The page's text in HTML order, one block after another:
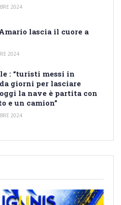
2024
lascia il cuore a
2024
: “turisti messi in
giorni per lasciare
la nave è partita con
e un camion”
2024